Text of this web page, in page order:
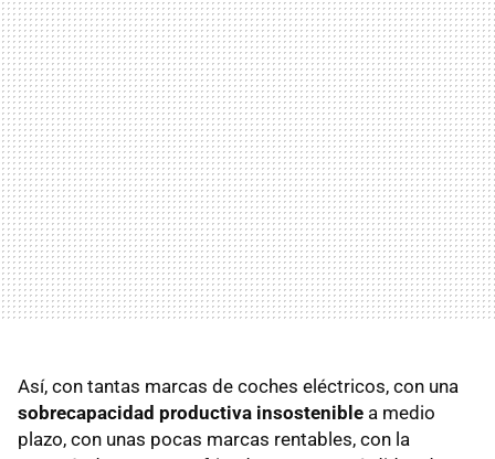
Así, con tantas marcas de coches eléctricos, con una
sobrecapacidad productiva insostenible a medio
plazo, con unas pocas marcas rentables, con la